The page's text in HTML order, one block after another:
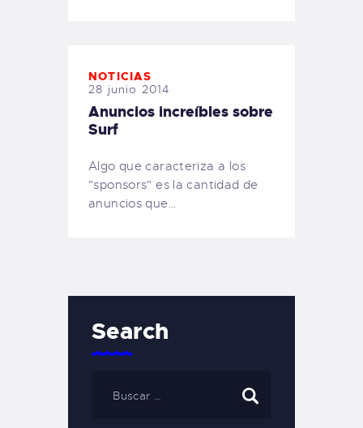
NOTICIAS
28 junio 2014
Anuncios increíbles sobre
Surf
Algo que caracteriza a los
"sponsors" es la cantidad de
anuncios que…
Search